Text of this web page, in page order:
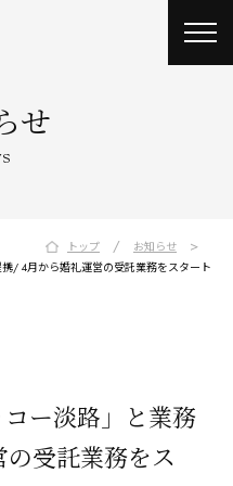
せ
トップ / お知らせ >
/ 4月から婚礼運営の受託業務をスタート
ー淡路」と業務
受託業務をス